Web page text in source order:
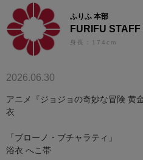
ふりふ 本部
FURIFU
身長：174cm
2026.06.30
アニメ『ジョジョの奇妙な冒険 黄
衣
「ブローノ・ブチャラティ」
浴衣 へこ帯